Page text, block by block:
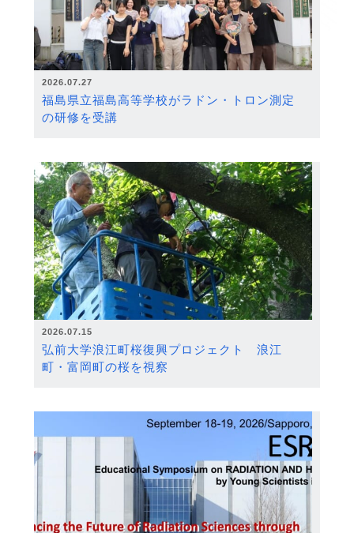
2026.07.27
福島県立福島高等学校がラドン・トロン測定
の研修を受講
2026.07.15
弘前大学浪江町桜復興プロジェクト 浪江
町・富岡町の桜を視察